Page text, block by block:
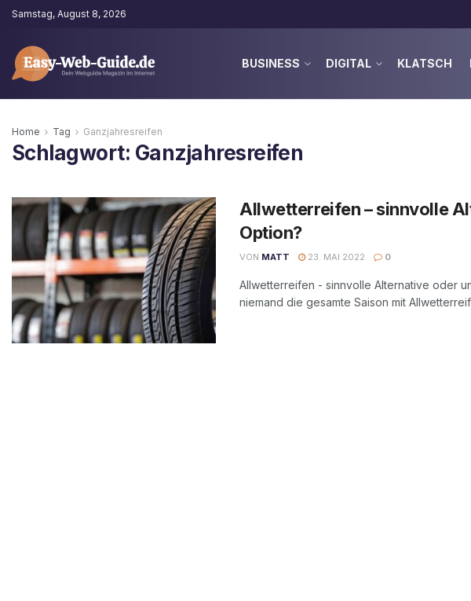
Samstag, August 8, 2026
BUSINESS DIGITAL KLATSCH
Home Tag Ganzjahresreifen
Schlagwort: Ganzjahresreifen
Allwetterreifen – sinnvolle
Option?
VON MATT 23. MAI 2022 0
Allwetterreifen - sinnvolle Alternative oder
niemand die gesamte Saison mit